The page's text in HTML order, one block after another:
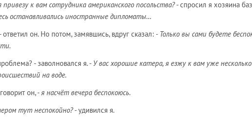
к вам сотрудника американского посольства?- спросил я хозяина
останавливались иностранные дипломаты…
- ответил он. Но потом, замявшись, вдруг сказал: - Только вы сами будете
- заволновался я. - У вас хорошие катера, я езжу к вам уже
на воде.
говорит он, -я насчёт вечера беспокоюсь.
тут неспокойно?- удивился я.